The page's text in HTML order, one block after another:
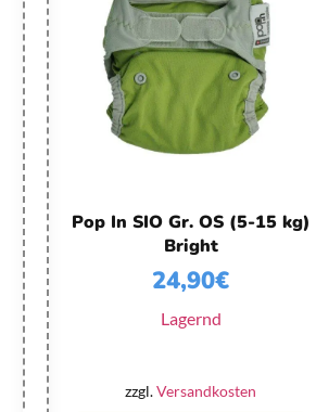
Pop In SIO Gr. OS (5-15 kg)
Bright
24,90€
Lagernd
zzgl.Versandkosten